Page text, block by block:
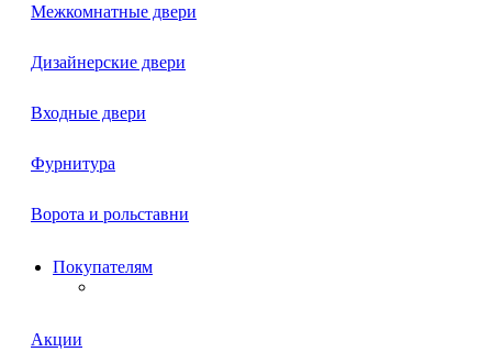
Межкомнатные двери
Дизайнерские двери
Входные двери
Фурнитура
Ворота и рольставни
Покупателям
Акции